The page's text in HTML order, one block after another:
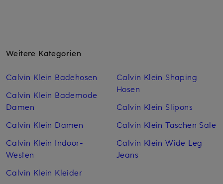
Weitere Kategorien
Calvin Klein Badehosen
Calvin Klein Bademode
Damen
Calvin Klein Damen
Calvin Klein Indoor-
Westen
Calvin Klein Kleider
Calvin Klein Shaping
Hosen
Calvin Klein Slipons
Calvin Klein Taschen Sale
Calvin Klein Wide Leg
Jeans